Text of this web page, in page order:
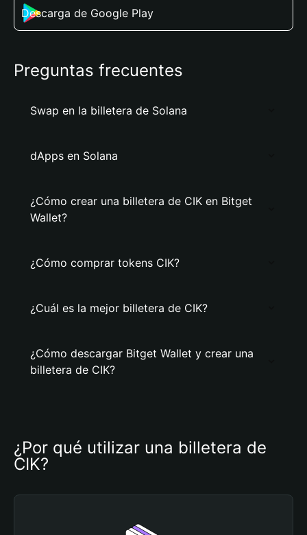
Descarga de Google Play
Preguntas frecuentes
Swap en la billetera de Solana
dApps en Solana
¿Cómo crear una billetera de CIK en Bitget
Wallet?
¿Cómo comprar tokens CIK?
¿Cuál es la mejor billetera de CIK?
¿Cómo descargar Bitget Wallet y crear una
billetera de CIK?
¿Por qué utilizar una billetera de
CIK?